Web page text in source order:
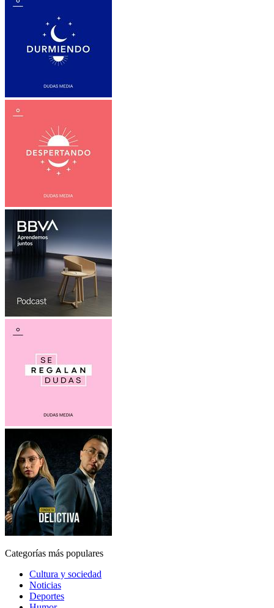
Categorías más populares
Cultura y sociedad
Noticias
Deportes